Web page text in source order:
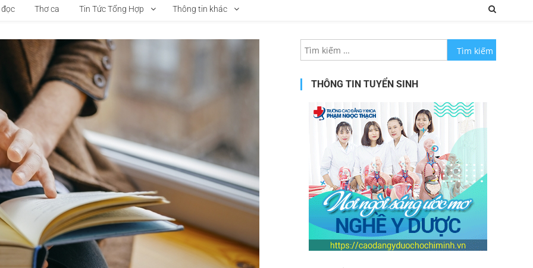
Thơ ca Tin Tức Tổng Hợp Thông tin khác
Tìm kiếm
cho:
THÔNG TIN TUYỂN SINH